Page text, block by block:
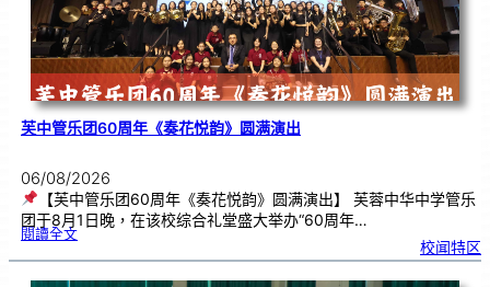
芙中管乐团60周年《奏花悦韵》圆满演出
06/08/2026
【芙中管乐团60周年《奏花悦韵》圆满演出】 芙蓉中华中学管乐
团于8月1日晚，在该校综合礼堂盛大举办“60周年…
閱讀全文:芙
乐
6
校闻特区